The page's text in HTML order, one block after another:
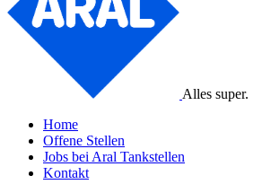
Alles super.
Home
Offene Stellen
Jobs bei Aral Tankstellen
Kontakt